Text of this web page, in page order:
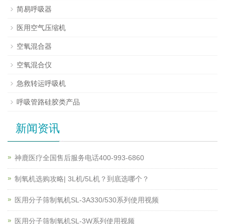
简易呼吸器
医用空气压缩机
空氧混合器
空氧混合仪
急救转运呼吸机
呼吸管路硅胶类产品
新闻资讯
神鹿医疗全国售后服务电话400-993-6860
制氧机选购攻略| 3L机/5L机？到底选哪个？
医用分子筛制氧机SL-3A330/530系列使用视频
医用分子筛制氧机SL-3W系列使用视频